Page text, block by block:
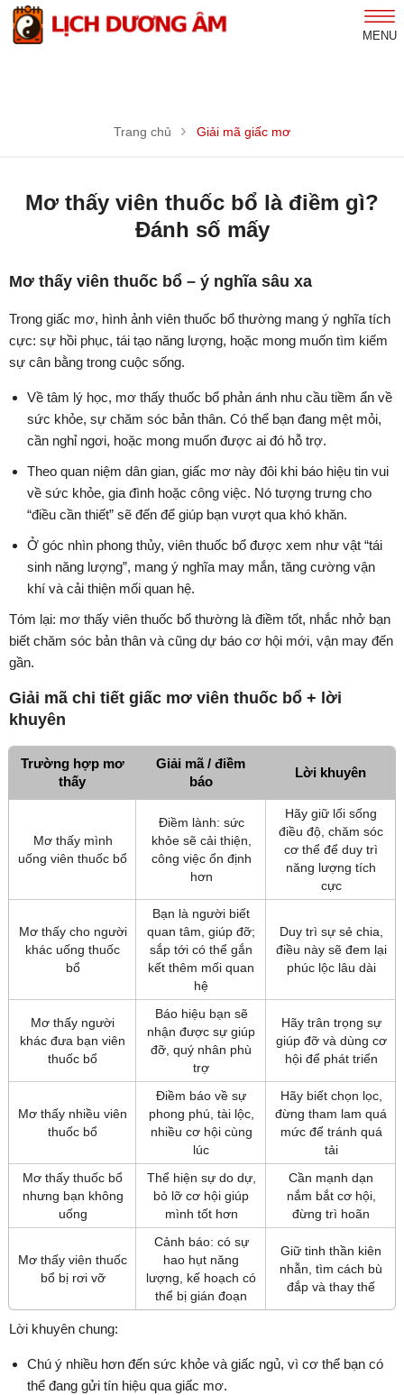
MENU
Trang chủ Giải mã giấc mơ
Mơ thấy viên thuốc bổ là điềm gì?
Đánh số mấy
Mơ thấy viên thuốc bổ – ý nghĩa sâu xa
Trong giấc mơ, hình ảnh viên thuốc bổ thường mang ý nghĩa tích
cực: sự hồi phục, tái tạo năng lượng, hoặc mong muốn tìm kiếm
sự cân bằng trong cuộc sống.
Về tâm lý học, mơ thấy thuốc bổ phản ánh nhu cầu tiềm ẩn về
sức khỏe, sự chăm sóc bản thân. Có thể bạn đang mệt mỏi,
cần nghỉ ngơi, hoặc mong muốn được ai đó hỗ trợ.
Theo quan niệm dân gian, giấc mơ này đôi khi báo hiệu tin vui
về sức khỏe, gia đình hoặc công việc. Nó tượng trưng cho
“điều cần thiết” sẽ đến để giúp bạn vượt qua khó khăn.
Ở góc nhìn phong thủy, viên thuốc bổ được xem như vật “tái
sinh năng lượng”, mang ý nghĩa may mắn, tăng cường vận
khí và cải thiện mối quan hệ.
Tóm lại: mơ thấy viên thuốc bổ thường là điềm tốt, nhắc nhở bạn
biết chăm sóc bản thân và cũng dự báo cơ hội mới, vận may đến
gần.
Giải mã chi tiết giấc mơ viên thuốc bổ + lời
khuyên
Trường hợp mơ
thấy
Giải mã / điềm
báo
Lời khuyên
Mơ thấy mình
uống viên thuốc bổ
Điềm lành: sức
khỏe sẽ cải thiện,
công việc ổn định
hơn
Hãy giữ lối sống
điều độ, chăm sóc
cơ thể để duy trì
năng lượng tích
cực
Mơ thấy cho người
khác uống thuốc
bổ
Bạn là người biết
quan tâm, giúp đỡ;
sắp tới có thể gắn
kết thêm mối quan
hệ
Duy trì sự sẻ chia,
điều này sẽ đem lại
phúc lộc lâu dài
Mơ thấy người
khác đưa bạn viên
thuốc bổ
Báo hiệu bạn sẽ
nhận được sự giúp
đỡ, quý nhân phù
trợ
Hãy trân trọng sự
giúp đỡ và dùng cơ
hội để phát triển
Mơ thấy nhiều viên
thuốc bổ
Điềm báo về sự
phong phú, tài lộc,
nhiều cơ hội cùng
lúc
Hãy biết chọn lọc,
đừng tham lam quá
mức để tránh quá
tải
Mơ thấy thuốc bổ
nhưng bạn không
uống
Thể hiện sự do dự,
bỏ lỡ cơ hội giúp
mình tốt hơn
Cần mạnh dạn
nắm bắt cơ hội,
đừng trì hoãn
Mơ thấy viên thuốc
bổ bị rơi vỡ
Cảnh báo: có sự
hao hụt năng
lượng, kế hoạch có
thể bị gián đoạn
Giữ tinh thần kiên
nhẫn, tìm cách bù
đắp và thay thế
Lời khuyên chung:
Chú ý nhiều hơn đến sức khỏe và giấc ngủ, vì cơ thể bạn có
thể đang gửi tín hiệu qua giấc mơ.